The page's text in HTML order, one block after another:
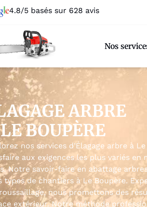
4.8/5 basés sur 628 avis
Nos
ARBRE
BOUPÈRE
nos services d’Élagage arbre à
aux exigences les plus variés en
Notre savoir-faire en abattage
types de chantiers à Le Boupère.
nous promettons des
extérieur. Notre méthode